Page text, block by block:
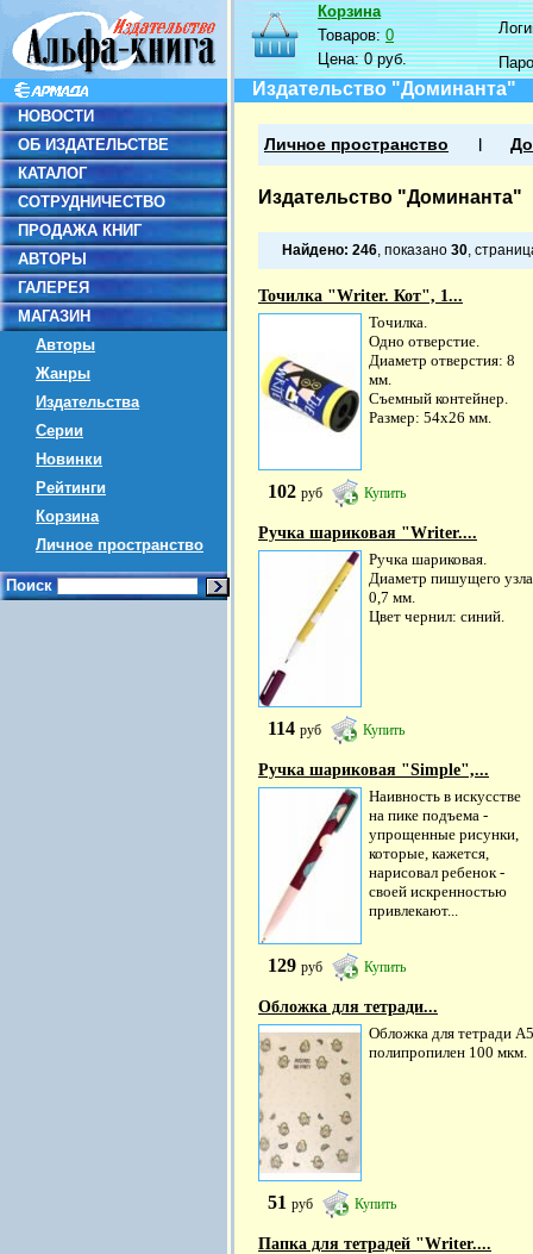
НОВОСТИ
ОБ ИЗДАТЕЛЬСТВЕ
КАТАЛОГ
СОТРУДНИЧЕСТВО
ПРОДАЖА КНИГ
АВТОРЫ
ГАЛЕРЕЯ
МАГАЗИН
Авторы
Жанры
Издательства
Серии
Новинки
Рейтинги
Корзина
Личное пространство
Поиск
Корзина
Товаров:0
Цена:0 руб.
Издательство "Доминанта"
Личное пространство
Издательство "Доминанта"
Найдено: 246, показано 30,
Точилка "Writer. Кот", 1...
Точилка.
Одно отверстие.
Диаметр отверстия: 8
мм.
Съемный контейнер.
Размер: 54х26 мм.
102 руб Купить
Ручка шариковая "Writer....
Ручка шариковая.
Диаметр пишущего
0,7 мм.
Цвет чернил: синий.
114 руб Купить
Ручка шариковая "Simple",...
Наивность в искусстве
на пике подъема -
упрощенные рисунки,
которые, кажется,
нарисовал ребенок -
своей искренностью
привлекают...
129 руб Купить
Обложка для тетради...
Обложка для тетради
полипропилен 100 мкм.
51 руб Купить
Папка для тетрадей "Writer....